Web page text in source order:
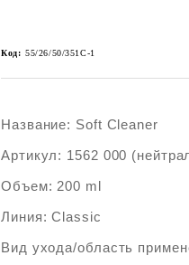
Код: 55/26/50/351C-1
Название: Soft Cleaner
Артикул: 1562 000
Объем: 200 ml
Линия: Classic
Вид ухода/область